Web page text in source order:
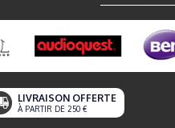
LIVRAISON OFFERTE
À PARTIR DE 250 €